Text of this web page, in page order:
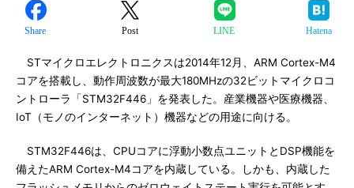
Share Post LINE Hatena
STマイクロエレクトロニクスは2014年12月、ARM Cortex-M4
コアを搭載し、動作周波数が最大180MHzの32ビットマイクロコ
ントローラ「STM32F446」を発表した。産業機器や医療機器、
IoT（モノのインターネット）機器などの用途に向ける。
STM32F446は、CPUコアに浮動小数点ユニットとDSP機能を
備えたARM Cortex-M4コアを内蔵している。しかも、内蔵した